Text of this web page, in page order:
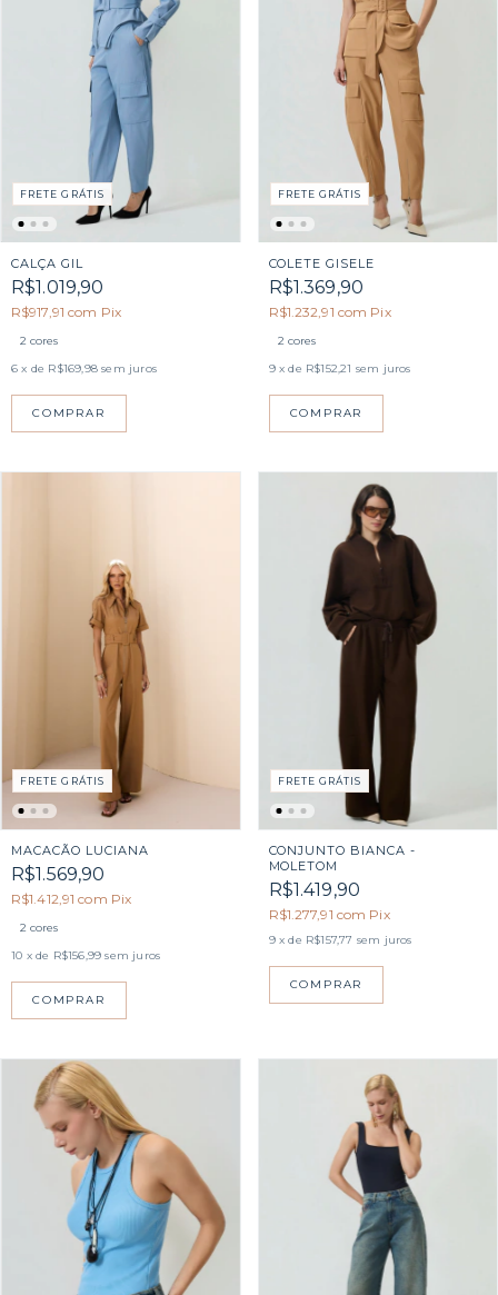
FRETE GRÁTIS
CALÇA GIL
R$1.019,90
R$917,91com Pix
2 cores
6 x de R$169,98 sem juros
COMPRAR
FRETE GRÁTIS
COLETE GISELE
R$1.369,90
R$1.232,91 com Pix
2 cores
9 x de R$152,21 sem juros
COMPRAR
FRETE GRÁTIS
MACACÃO LUCIANA
R$1.569,90
R$1.412,91com Pix
2 cores
10 x de R$156,99 sem juros
COMPRAR
FRETE GRÁTIS
CONJUNTO BIANCA -
MOLETOM
R$1.419,90
R$1.277,91 com Pix
9 x de R$157,77 sem juros
COMPRAR